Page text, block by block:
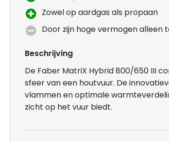
Zowel op aardgas als propaan
Door zijn hoge vermogen alleen
Beschrijving
De Faber MatriX Hybrid 800/650 III
sfeer van een houtvuur. De
vlammen en optimale
zicht op het vuur biedt.